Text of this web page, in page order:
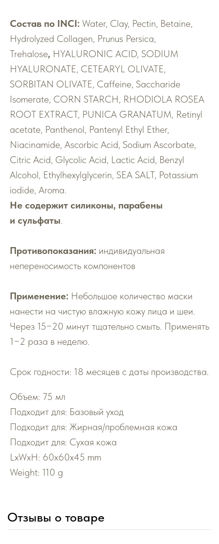
Состав по INCI: Water, Clay, Pectin, Betaine,
Hydrolyzed Collagen, Prunus Persica,
Trehalose, HYALURONIC ACID, SODIUM
HYALURONATE, CETEARYL OLIVATE,
SORBITAN OLIVATE, Caffeine, Saccharide
Isomerate, CORN STARCH, RHODIOLA ROSEA
ROOT EXTRACT, PUNICA GRANATUM, Retinyl
acetate, Panthenol, Pantenyl Ethyl Ether,
Niacinamide, Ascorbic Acid, Sodium Ascorbate,
Citric Acid, Glycolic Acid, Lactic Acid, Benzyl
Alcohol, Ethylhexylglycerin, SEA SALT, Potassium
iodide, Aroma.
Не содержит силиконы, парабены
и сульфаты.
Противопоказания: индивидуальная
непереносимость компонентов
Применение: Небольшое количество маски
нанести на чистую влажную кожу лица и шеи.
Через 15−20 минут тщательно смыть. Применять
1−2 раза в неделю.
Срок годности: 18 месяцев с даты производства.
Объем: 75 мл
Подходит для: Базовый уход
Подходит для: Жирная/проблемная кожа
Подходит для: Сухая кожа
LxWxH: 60x60x45 mm
Weight: 110 g
Отзывы о товаре